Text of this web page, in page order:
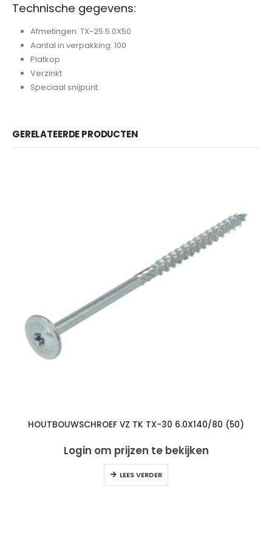
Technische gegevens:
Afmetingen: TX-25 5.0X50
Aantal in verpakking: 100
Platkop
Verzinkt
Speciaal snijpunt
GERELATEERDE PRODUCTEN
HOUTBOUWSCHROEF VZ TK TX-30 6.0X140/80 (50)
Login om prijzen te bekijken
LEES VERDER